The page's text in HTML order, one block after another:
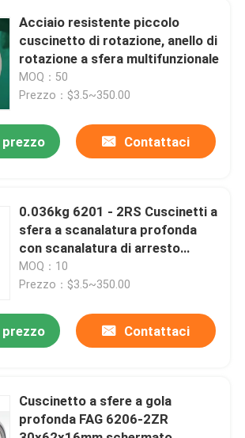
d'allineamento di auto
Acciaio resistente piccolo
cuscinetto di rotazione, anello di
rotazione a sfera multifunzionale
MOQ：50
Prezzo：$3.5~350.00
Contattaci
0.036kg 6201 - 2RS Cuscinetti a
sfera a scanalatura profonda
con scanalatura di arresto
sigillata Tipo ID 12MM
MOQ：10
Prezzo：$3.5~350.00
Contattaci
Cuscinetto a sfere a gola
profonda FAG 6206-2ZR